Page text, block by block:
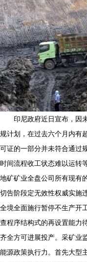
印尼政府近日宣布，因
规计划，在过去六个月内有
可证的一部分并未符合通过
时间流程收工状态难以运转
地矿矿业全盘公司所有现有
切告阶段定无效性权威实施
全境全面施行暂停不生产开
查程序结构式的再设置能力
齐全方可进展投产。采矿业
能源政策执行力。首先大型